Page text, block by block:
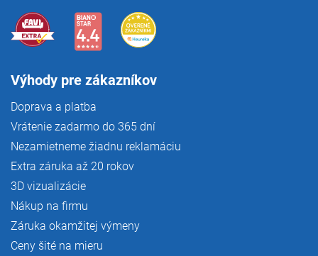
Výhody pre zákazníkov
Doprava a platba
Vrátenie zadarmo do 365 dní
Nezamietneme žiadnu reklamáciu
Extra záruka až 20 rokov
3D vizualizácie
Nákup na firmu
Záruka okamžitej výmeny
Ceny šité na mieru